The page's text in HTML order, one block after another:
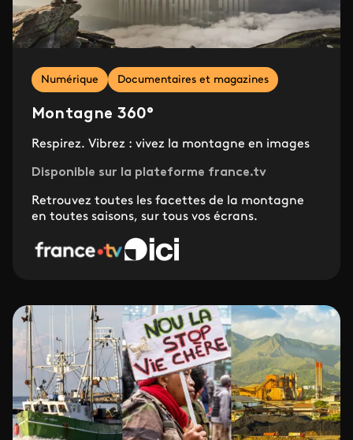
Numérique Documentaires et magazines
Montagne 360°
Respirez. Vibrez : vivez la montagne en images
Disponible sur la plateforme france.tv
Retrouvez toutes les facettes de la montagne
en toutes saisons, sur tous vos écrans.